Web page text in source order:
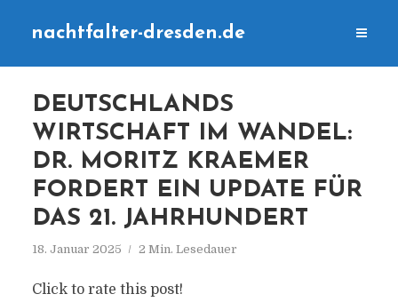
nachtfalter-dresden.de
DEUTSCHLANDS
WIRTSCHAFT IM WANDEL:
DR. MORITZ KRAEMER
FORDERT EIN UPDATE FÜR
DAS 21. JAHRHUNDERT
18. Januar 2025 2 Min. Lesedauer
Click to rate this post!